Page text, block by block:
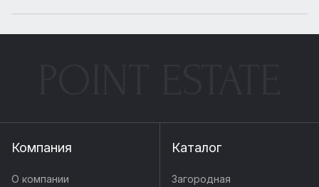
Компания
О компании
Каталог
Загородная